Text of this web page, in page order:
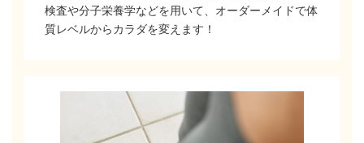
検査や分子栄養学などを用いて、オーダーメイドで体
質レベルからカラダを変えます！